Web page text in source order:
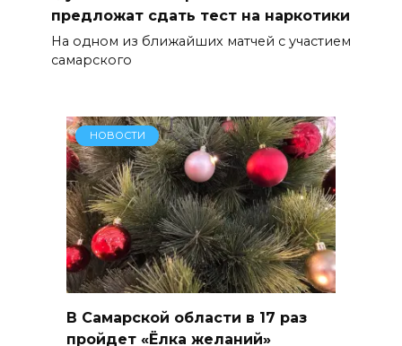
предложат сдать тест на наркотики
На одном из ближайших матчей с участием
самарского
НОВОСТИ
В Самарской области в 17 раз
пройдет «Ёлка желаний»